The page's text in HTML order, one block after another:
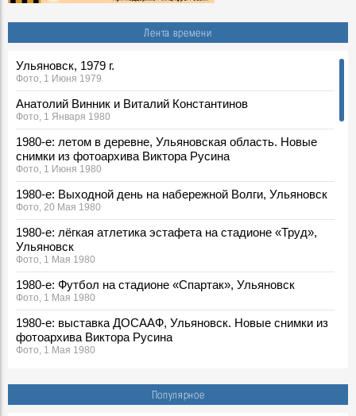
Лента времени
Ульяновск, 1979 г.
Фото, 1 Июня 1979
Анатолий Винник и Виталий Константинов
Фото, 1 Января 1980
1980-е: летом в деревне, Ульяновская область. Новые
снимки из фотоархива Виктора Русина
Фото, 1 Июня 1980
1980-е: Выходной день на набережной Волги, Ульяновск
Фото, 20 Мая 1980
1980-е: лёгкая атлетика эстафета на стадионе «Труд»,
Ульяновск
Фото, 1 Мая 1980
1980-е: Футбол на стадионе «Спартак», Ульяновск
Фото, 1 Мая 1980
1980-е: выставка ДОСААФ, Ульяновск. Новые снимки из
фотоархива Виктора Русина
Фото, 1 Мая 1980
Новые снимки из фотоархива Виктора Русина
Фото, 30 Апреля 1980
Популярное